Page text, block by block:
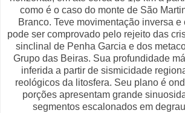
como é o caso do monte de São
Branco. Teve movimentação inversa e
pode ser comprovado pelo rejeito das
sinclinal de Penha Garcia e dos
Grupo das Beiras. Sua profundidade
inferida a partir de sismicidade
reológicos da litosfera. Seu plano é
porções apresentam grande
segmentos escalonados em